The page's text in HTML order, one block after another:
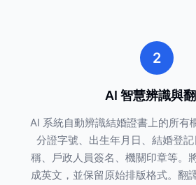
2
AI 智慧辨識與
AI 系統自動辨識結婚證書上的所有
分證字號、出生年月日、結婚登
稱、戶政人員簽名、機關印章等。
成英文，並保留原始排版格式。翻